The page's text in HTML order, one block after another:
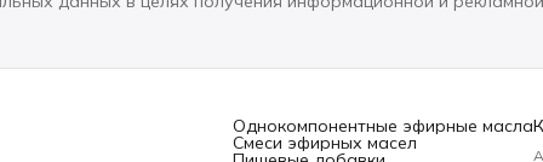
Однокомпонентные эфирные масла
Смеси эфирных масел